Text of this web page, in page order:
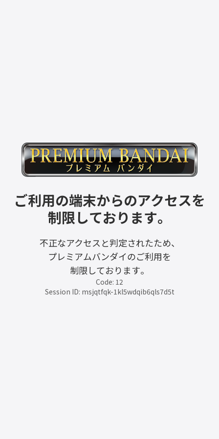
ご利用の端末からのアクセスを
制限しております。
不正なアクセスと判定されたため、
プレミアムバンダイのご利用を
制限しております。
Code: 12
Session ID: msjqtfqk-1kl5wdqib6qls7d5t